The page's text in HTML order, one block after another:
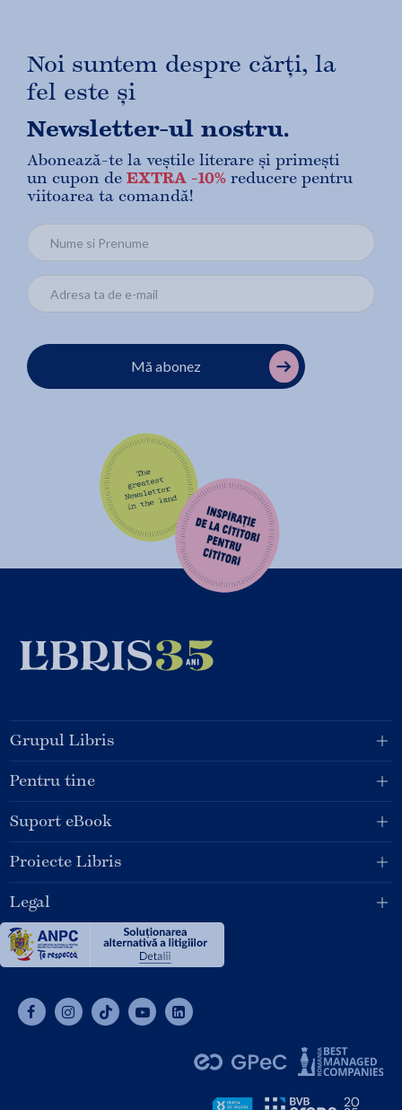
Noi suntem despre cărți, la
fel este și
Newsletter-ul nostru.
Abonează-te la veștile literare și primești
un cupon de EXTRA -10% reducere pentru
viitoarea ta comandă!
Mă abonez
Grupul Libris
Pentru tine
Suport eBook
Proiecte Libris
Legal